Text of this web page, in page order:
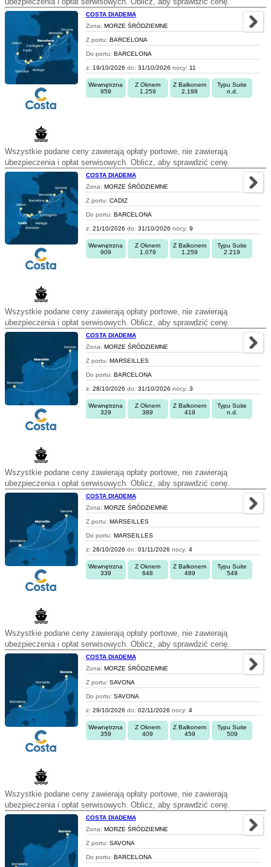
COSTA DIADEMA
Zona: MORZE ŚRÓDZIEMNE
Z portu: BARCELONA
Do portu: BARCELONA
z: 19/10/2026 do: 31/10/2026 nocy: 11
Wewnętrzna
959
Z Oknem
1.259
Z Balkonem
2.198
Typu Suite
n.d.
Wszystkie podane ceny zawierają opłaty portowe, nie zawierają
ubezpieczenia i opłat serwisowych. Oblicz, aby sprawdzić cenę.
COSTA DIADEMA
Zona: MORZE ŚRÓDZIEMNE
Z portu: CADIZ
Do portu: BARCELONA
z: 21/10/2026 do: 31/10/2026 nocy: 9
Wewnętrzna
909
Z Oknem
1.079
Z Balkonem
1.259
Typu Suite
2.219
Wszystkie podane ceny zawierają opłaty portowe, nie zawierają
ubezpieczenia i opłat serwisowych. Oblicz, aby sprawdzić cenę.
COSTA DIADEMA
Zona: MORZE ŚRÓDZIEMNE
Z portu: MARSEILLES
Do portu: BARCELONA
z: 28/10/2026 do: 31/10/2026 nocy: 3
Wewnętrzna
329
Z Oknem
389
Z Balkonem
419
Typu Suite
n.d.
Wszystkie podane ceny zawierają opłaty portowe, nie zawierają
ubezpieczenia i opłat serwisowych. Oblicz, aby sprawdzić cenę.
COSTA DIADEMA
Zona: MORZE ŚRÓDZIEMNE
Z portu: MARSEILLES
Do portu: MARSEILLES
z: 28/10/2026 do: 01/11/2026 nocy: 4
Wewnętrzna
339
Z Oknem
648
Z Balkonem
489
Typu Suite
549
Wszystkie podane ceny zawierają opłaty portowe, nie zawierają
ubezpieczenia i opłat serwisowych. Oblicz, aby sprawdzić cenę.
COSTA DIADEMA
Zona: MORZE ŚRÓDZIEMNE
Z portu: SAVONA
Do portu: SAVONA
z: 29/10/2026 do: 02/11/2026 nocy: 4
Wewnętrzna
359
Z Oknem
409
Z Balkonem
459
Typu Suite
509
Wszystkie podane ceny zawierają opłaty portowe, nie zawierają
ubezpieczenia i opłat serwisowych. Oblicz, aby sprawdzić cenę.
COSTA DIADEMA
Zona: MORZE ŚRÓDZIEMNE
Z portu: SAVONA
Do portu: BARCELONA